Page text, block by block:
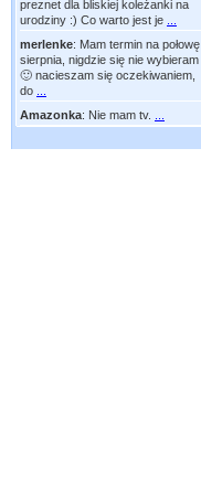
preznet dla bliskiej koleżanki na
urodziny :) Co warto jest je
merlenke: Mam termin na połowę
sierpnia, nigdzie się nie wybieram
🙂 nacieszam się oczekiwaniem,
do
Amazonka: Nie mam tv.